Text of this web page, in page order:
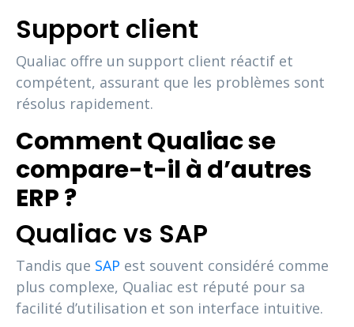
Support client
Qualiac offre un support client réactif et
compétent, assurant que les problèmes sont
résolus rapidement.
Comment Qualiac se
compare-t-il à d’autres
ERP ?
Qualiac vs SAP
Tandis que SAP est souvent considéré comme
plus complexe, Qualiac est réputé pour sa
facilité d’utilisation et son interface intuitive.